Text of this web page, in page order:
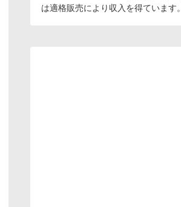
は適格販売により収入を得ています。